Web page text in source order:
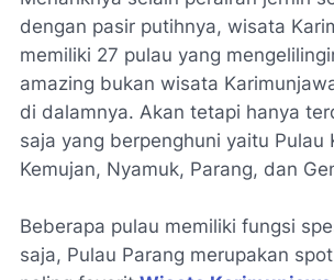
dengan pasir putihnya, wisata
memiliki 27 pulau yang
amazing bukan wisata
di dalamnya. Akan tetapi hanya
saja yang berpenghuni yaitu Pulau
Kemujan, Nyamuk, Parang, dan
Beberapa pulau memiliki fungsi
saja, Pulau Parang merupakan